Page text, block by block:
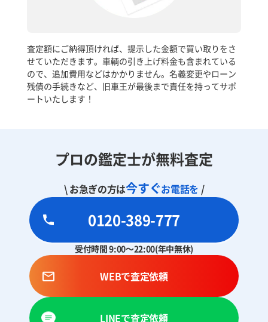
査定額にご納得頂ければ、提示した金額で買い取りをさ
せていただきます。車輌の引き上げ料金も含まれている
ので、追加費用などはかかりません。名義変更やローン
残債の手続きなど、旧車王が最後まで責任を持ってサポ
ートいたします！
プロの鑑定士が無料査定
\ お急ぎの方は今すぐお電話を /
0120-389-777
受付時間 9:00～22:00(年中無休)
WEBで査定依頼
LINEで査定依頼